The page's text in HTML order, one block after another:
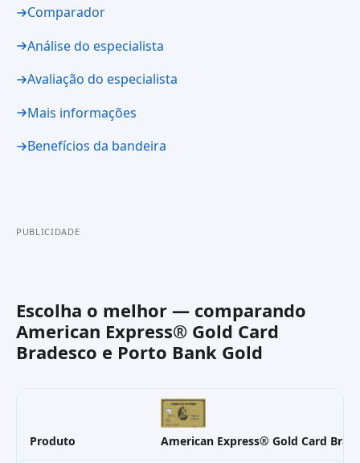
Comparador
Análise do especialista
Avaliação do especialista
Mais informações
Benefícios da bandeira
PUBLICIDADE
Escolha o melhor — comparando
American Express® Gold Card
Bradesco e Porto Bank Gold
Produto American Express® Gold Card